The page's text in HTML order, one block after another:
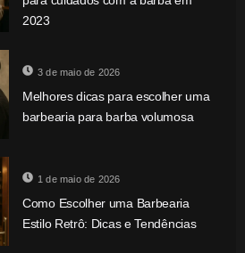
2023
3 de maio de 2026
Melhores dicas para escolher uma
barbearia para barba volumosa
1 de maio de 2026
Como Escolher uma Barbearia
Estilo Retrô: Dicas e Tendências